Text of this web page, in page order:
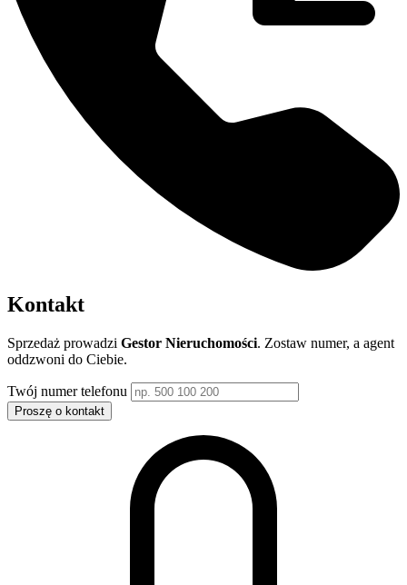
Kontakt
Sprzedaż prowadzi Gestor Nieruchomości. Zostaw numer, a agent
oddzwoni do Ciebie.
Twój numer telefonu
Proszę o kontakt